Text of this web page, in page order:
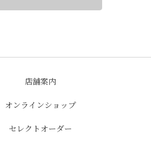
店舗案内
オンラインショップ
セレクトオーダー